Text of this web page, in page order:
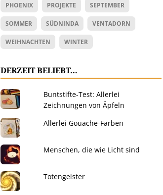
PHOENIX PROJEKTE SEPTEMBER
SOMMER SÜDNINDA VENTADORN
WEIHNACHTEN WINTER
DERZEIT BELIEBT…
Buntstifte-Test: Allerlei
Zeichnungen von Äpfeln
Allerlei Gouache-Farben
Menschen, die wie Licht sind
Totengeister